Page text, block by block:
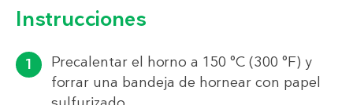
Instrucciones
Precalentar el horno a 150 °C (300 °F) y
forrar una bandeja de hornear con papel